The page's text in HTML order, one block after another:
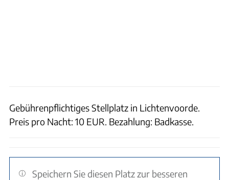
Gebührenpflichtiges Stellplatz in Lichtenvoorde.
Preis pro Nacht: 10 EUR. Bezahlung: Badkasse.
Speichern Sie diesen Platz zur besseren